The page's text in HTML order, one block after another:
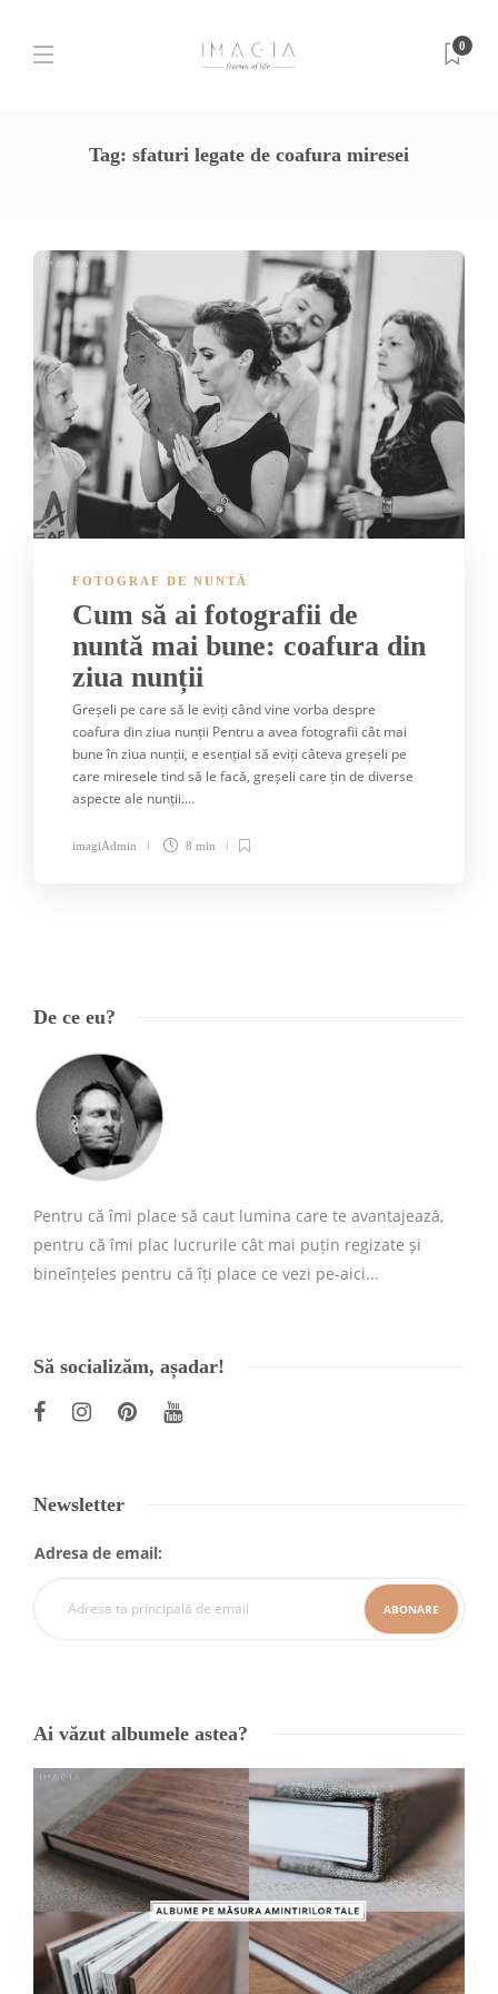
0
Tag: sfaturi legate de coafura miresei
FOTOGRAF DE NUNTĂ
Cum să ai fotografii de
nuntă mai bune: coafura din
ziua nunții
Greșeli pe care să le eviți când vine vorba despre
coafura din ziua nunții Pentru a avea fotografii cât mai
bune în ziua nunții, e esențial să eviți câteva greșeli pe
care miresele tind să le facă, greșeli care țin de diverse
aspecte ale nunții....
imagiAdmin 8 min
De ce eu?
Pentru că îmi place să caut lumina care te avantajează,
pentru că îmi plac lucrurile cât mai puțin regizate și
bineînțeles pentru că îți place ce vezi pe-aici...
Să socializăm, așadar!
Newsletter
Adresa de email:
Ai văzut albumele astea?